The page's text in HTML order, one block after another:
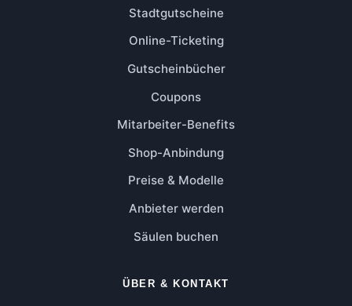
Stadtgutscheine
Online-Ticketing
Gutscheinbücher
Coupons
Mitarbeiter-Benefits
Shop-Anbindung
Preise & Modelle
Anbieter werden
Säulen buchen
ÜBER & KONTAKT